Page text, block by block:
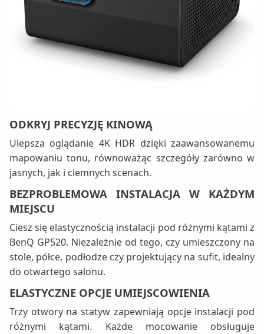
ODKRYJ PRECYZJĘ KINOWĄ
Ulepsza oglądanie 4K HDR dzięki zaawansowanemu
mapowaniu tonu, równoważąc szczegóły zarówno w
jasnych, jak i ciemnych scenach.
BEZPROBLEMOWA INSTALACJA W KAŻDYM
MIEJSCU
Ciesz się elastycznością instalacji pod różnymi kątami z
BenQ GP520. Niezależnie od tego, czy umieszczony na
stole, półce, podłodze czy projektujący na sufit, idealny
do otwartego salonu.
ELASTYCZNE OPCJE UMIEJSCOWIENIA
Trzy otwory na statyw zapewniają opcje instalacji pod
różnymi kątami. Każde mocowanie obsługuje